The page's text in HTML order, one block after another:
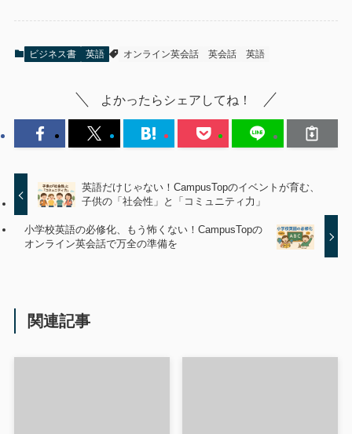
ビジネス書 英語 オンライン英会話 英会話 英語
よかったらシェアしてね！
英語だけじゃない！CampusTopのイベントが育む、
子供の「社会性」と「コミュニティ力」
小学校英語の必修化、もう怖くない！CampusTopの
オンライン英会話で万全の準備を
関連記事